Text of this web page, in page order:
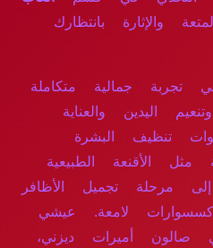
والإثارة بانتظارك
تجربة جمالية متكاملة
اليدين والعناية
تنظيف البشرة
الأقنعة الطبيعية
مرحلة تجميل الأظافر
لامعة. عيشي
صالون أميرات ديزني،